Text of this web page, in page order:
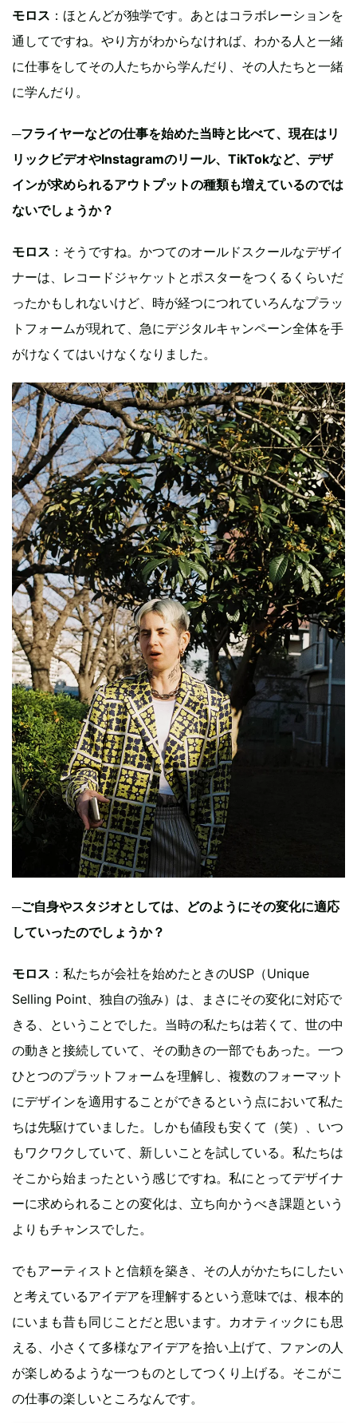
モロス ：ほとんどが独学です。あとはコラボレーションを
通してですね。やり方がわからなければ、わかる人と一緒
に仕事をしてその人たちから学んだり、その人たちと一緒
に学んだり。
─フライヤーなどの仕事を始めた当時と比べて、現在はリ
リックビデオやInstagramのリール、TikTokなど、デザ
インが求められるアウトプットの種類も増えているのでは
ないでしょうか？
モロス ：そうですね。かつてのオールドスクールなデザイ
ナーは、レコードジャケットとポスターをつくるくらいだ
ったかもしれないけど、時が経つにつれていろんなプラッ
トフォームが現れて、急にデジタルキャンペーン全体を手
がけなくてはいけなくなりました。
─ご自身やスタジオとしては、どのようにその変化に適応
していったのでしょうか？
モロス ：私たちが会社を始めたときのUSP（Unique
Selling Point、独自の強み）は、まさにその変化に対応で
きる、ということでした。当時の私たちは若くて、世の中
の動きと接続していて、その動きの一部でもあった。一つ
ひとつのプラットフォームを理解し、複数のフォーマット
にデザインを適用することができるという点において私た
ちは先駆けていました。しかも値段も安くて（笑）、いつ
もワクワクしていて、新しいことを試している。私たちは
そこから始まったという感じですね。私にとってデザイナ
ーに求められることの変化は、立ち向かうべき課題という
よりもチャンスでした。
でもアーティストと信頼を築き、その人がかたちにしたい
と考えているアイデアを理解するという意味では、根本的
にいまも昔も同じことだと思います。カオティックにも思
える、小さくて多様なアイデアを拾い上げて、ファンの人
が楽しめるような一つものとしてつくり上げる。そこがこ
の仕事の楽しいところなんです。